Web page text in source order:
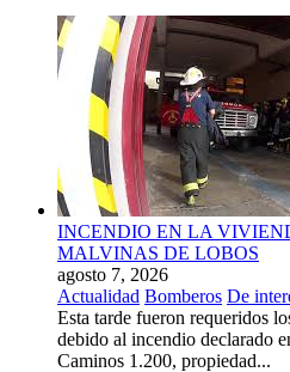
INCENDIO EN LA
MALVINAS DE LOBOS
agosto 7, 2026
Actualidad Bomberos De
Esta tarde fueron requeridos
debido al incendio declarado
Caminos 1.200, propiedad...